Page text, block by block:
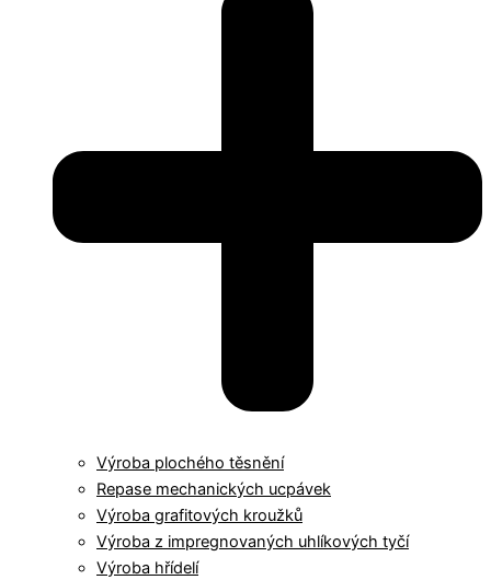
Výroba plochého těsnění
Repase mechanických ucpávek
Výroba grafitových kroužků
Výroba z impregnovaných uhlíkových tyčí
Výroba hřídelí